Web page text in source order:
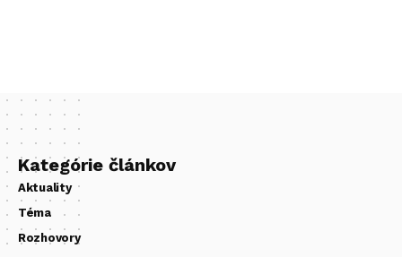
Kategórie článkov
Aktuality
Téma
Rozhovory